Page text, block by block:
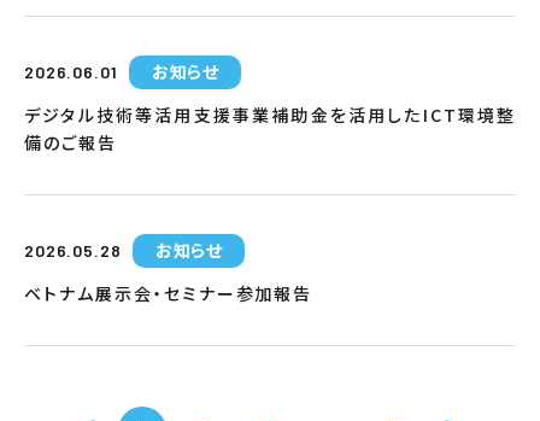
2026.06.01
お知らせ
デジタル技術等活用支援事業補助金を活用したICT環境整
備のご報告
2026.05.28
お知らせ
ベトナム展示会・セミナー参加報告